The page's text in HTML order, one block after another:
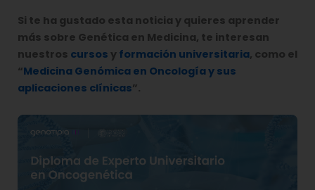
Si te ha gustado esta noticia y quieres aprender
más sobre Genética en Medicina, te interesan
nuestros cursos y formación universitaria, como el
“Medicina Genómica en Oncología y sus
aplicaciones clínicas”.